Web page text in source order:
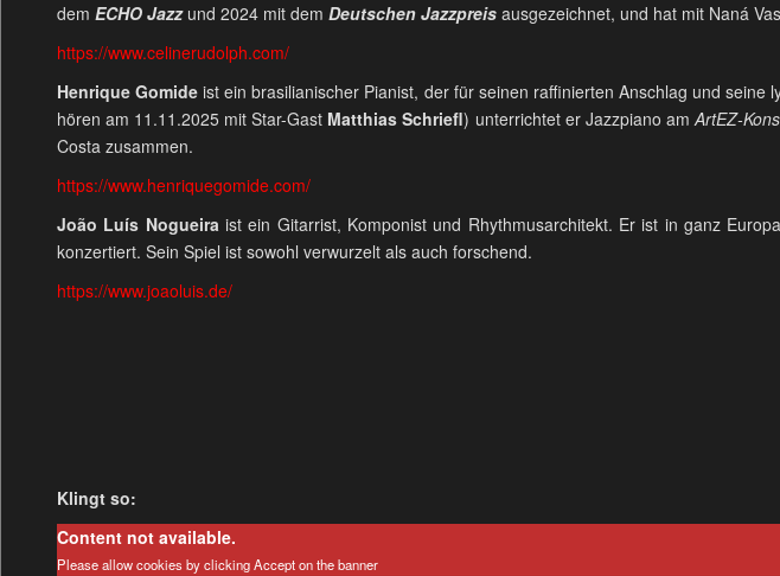
dem ECHO Jazz und 2024 mit dem Deutschen Jazzpreis ausgezeichnet, und hat mit Naná
https://www.celinerudolph.com/
Henrique Gomideist ein brasilianischer Pianist, der für seinen raffinierten Anschlag und seine
hören am 11.11.2025 mit Star-Gast Matthias Schriefl) unterrichtet er Jazzpiano amArtEZ-
Costa zusammen.
https://www.henriquegomide.com/
João Luís Nogueiraist ein Gitarrist, Komponist und Rhythmusarchitekt. Er ist in ganz
konzertiert. Sein Spiel ist sowohl verwurzelt als auch forschend.
https://www.joaoluis.de/
Klingt so:
Content not available.
Please allow cookies by clicking Accept on the banner